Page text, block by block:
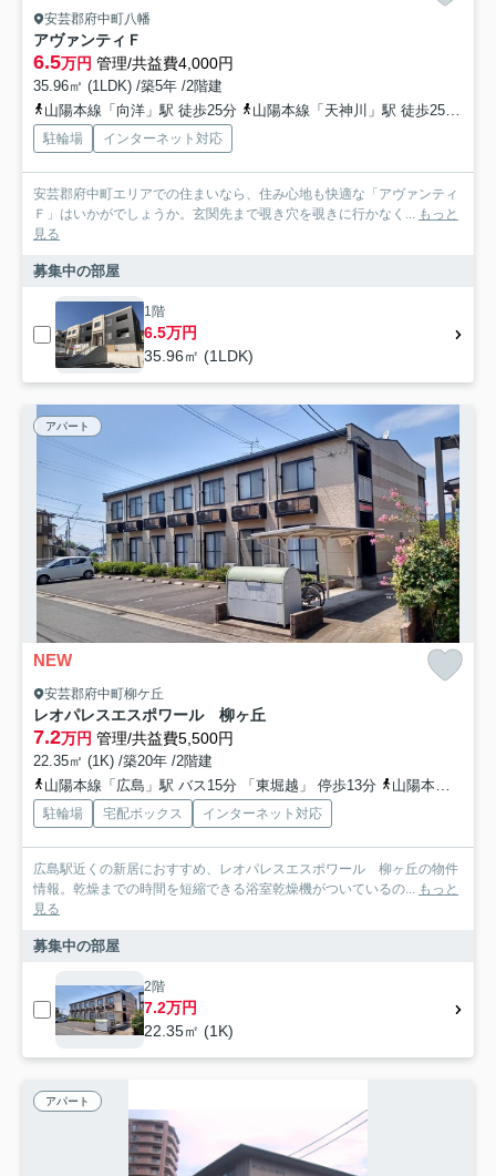
安芸郡府中町八幡
アヴァンティＦ
6.5万円 管理/共益費4,000円
35.96㎡ (1LDK) /築5年 /2階建
山陽本線「向洋」駅 徒歩25分
山陽本線「天神川」駅 徒歩25分
駐輪場 インターネット対応
安芸郡府中町エリアでの住まいなら、住み心地も快適な「アヴァンティ
Ｆ」はいかがでしょうか。玄関先まで覗き穴を覗きに行かなく... もっと
見る
募集中の部屋
1階
6.5万円
35.96㎡ (1LDK)
アパート
NEW
安芸郡府中町柳ケ丘
レオパレスエスポワール 柳ヶ丘
7.2万円 管理/共益費5,500円
22.35㎡ (1K) /築20年 /2階建
山陽本線「広島」駅 バス15分 「東堀越」 停歩13分
山陽本線「向洋」駅 徒歩27分
駐輪場 宅配ボックス インターネット対応
広島駅近くの新居におすすめ、レオパレスエスポワール 柳ヶ丘の物件
情報。乾燥までの時間を短縮できる浴室乾燥機がついているの... もっと
見る
募集中の部屋
2階
7.2万円
22.35㎡ (1K)
アパート